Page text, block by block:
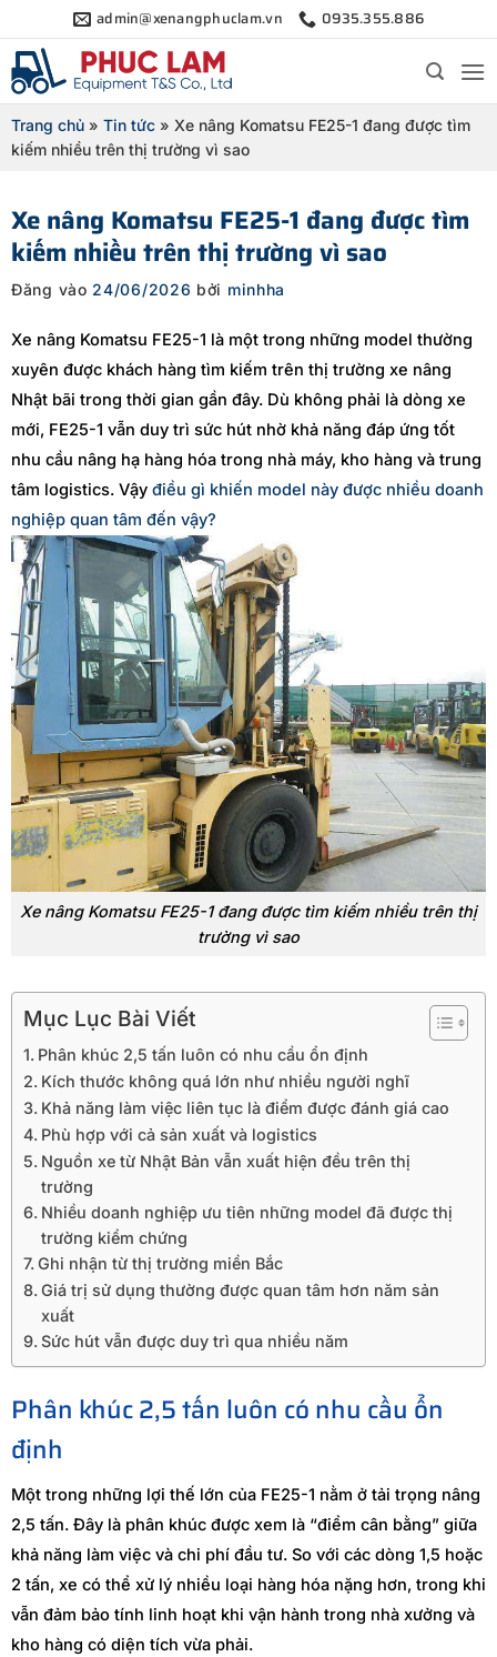
qua
nội
dung
admin@xenangphuclam.vn 0935.355.886
Trang chủ » Tin tức » Xe nâng Komatsu FE25-1 đang được tìm
kiếm nhiều trên thị trường vì sao
Xe nâng Komatsu FE25-1 đang được tìm
kiếm nhiều trên thị trường vì sao
Đăng vào 24/06/2026 bởi minhha
Xe nâng Komatsu FE25-1 là một trong những model thường
xuyên được khách hàng tìm kiếm trên thị trường xe nâng
Nhật bãi trong thời gian gần đây. Dù không phải là dòng xe
mới, FE25-1 vẫn duy trì sức hút nhờ khả năng đáp ứng tốt
nhu cầu nâng hạ hàng hóa trong nhà máy, kho hàng và trung
tâm logistics. Vậy điều gì khiến model này được nhiều doanh
nghiệp quan tâm đến vậy?
Xe nâng Komatsu FE25-1 đang được tìm kiếm nhiều trên thị
trường vì sao
Mục Lục Bài Viết
Phân khúc 2,5 tấn luôn có nhu cầu ổn định
Kích thước không quá lớn như nhiều người nghĩ
Khả năng làm việc liên tục là điểm được đánh giá cao
Phù hợp với cả sản xuất và logistics
Nguồn xe từ Nhật Bản vẫn xuất hiện đều trên thị
trường
Nhiều doanh nghiệp ưu tiên những model đã được thị
trường kiểm chứng
Ghi nhận từ thị trường miền Bắc
Giá trị sử dụng thường được quan tâm hơn năm sản
xuất
Sức hút vẫn được duy trì qua nhiều năm
Phân khúc 2,5 tấn luôn có nhu cầu ổn
định
Một trong những lợi thế lớn của FE25-1 nằm ở tải trọng nâng
2,5 tấn. Đây là phân khúc được xem là “điểm cân bằng” giữa
khả năng làm việc và chi phí đầu tư. So với các dòng 1,5 hoặc
2 tấn, xe có thể xử lý nhiều loại hàng hóa nặng hơn, trong khi
vẫn đảm bảo tính linh hoạt khi vận hành trong nhà xưởng và
kho hàng có diện tích vừa phải.